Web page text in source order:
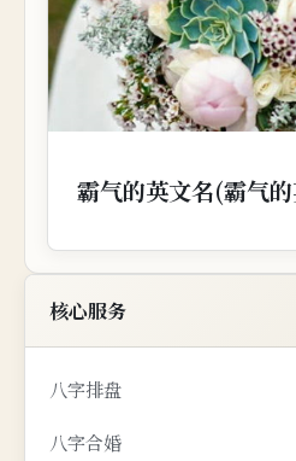
霸气的英文名(霸气
核心服务
八字排盘
八字合婚